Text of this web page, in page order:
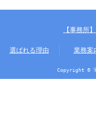
【事務所
選ばれる理由 業務案
Copyright ©